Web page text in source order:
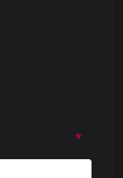
*